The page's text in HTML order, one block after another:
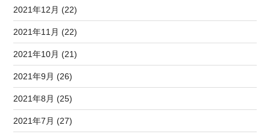
2021年12月 (22)
2021年11月 (22)
2021年10月 (21)
2021年9月 (26)
2021年8月 (25)
2021年7月 (27)